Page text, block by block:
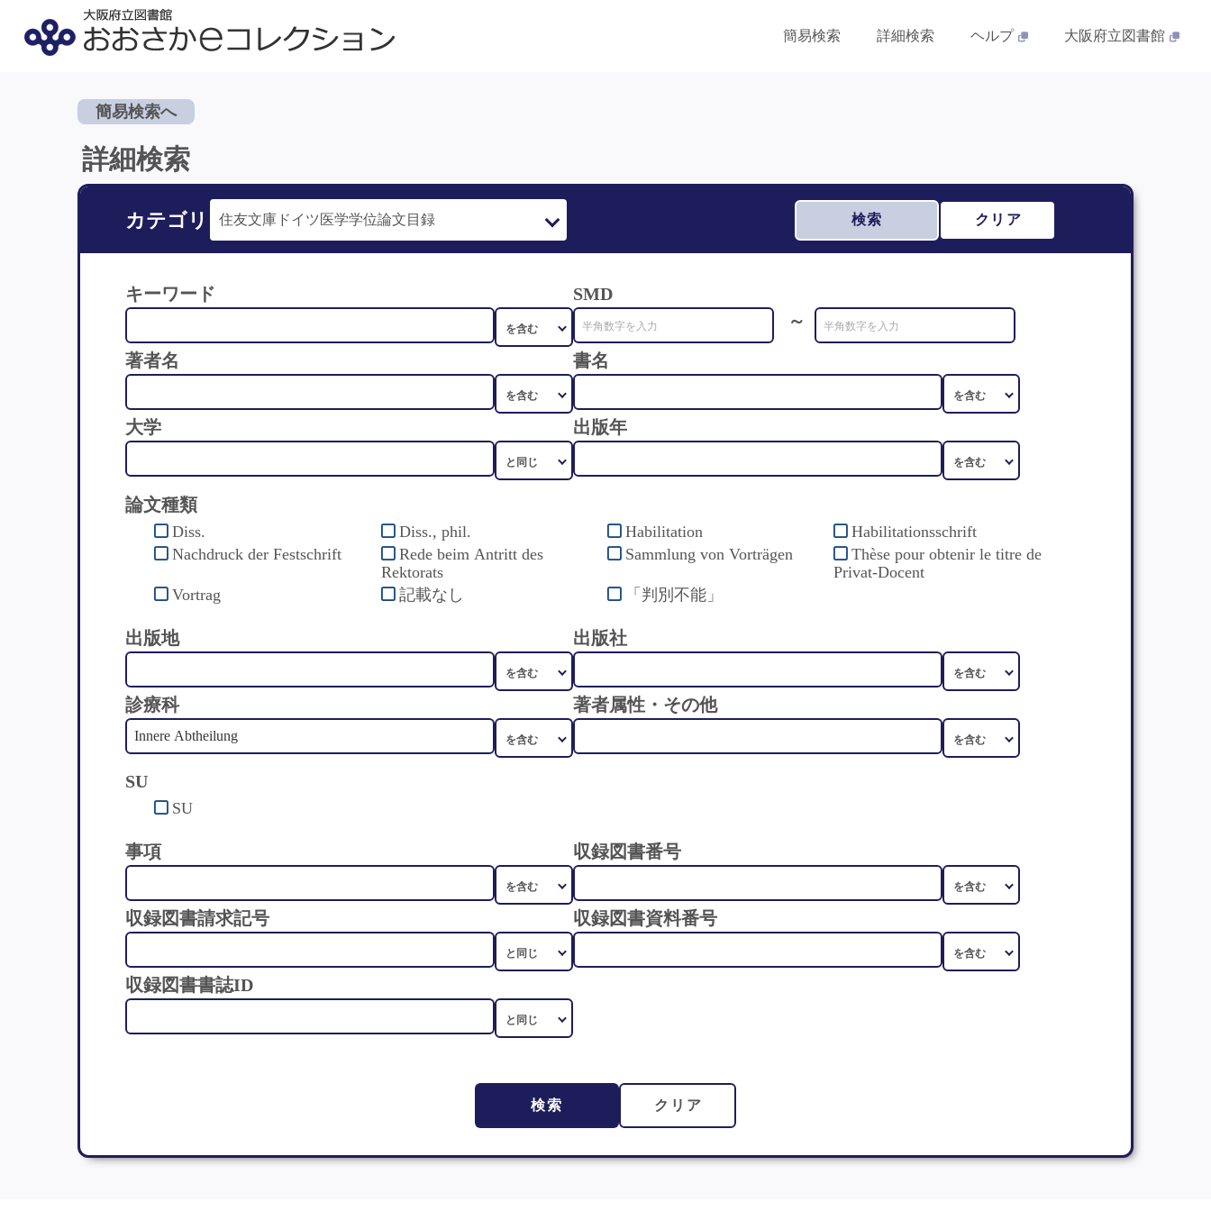
簡易検索 詳細検索 ヘルプ 大阪府立図書館
簡易検索へ
詳細検索
カテゴリ 検索 クリア
キーワード
SMD
～
著者名
書名
大学 出版年
論文種類
Diss. Diss., phil. Habilitation
Habilitationsschrift
Nachdruck der Festschrift
Rede beim Antritt des
Rektorats
Sammlung von Vorträgen
Thèse pour obtenir le titre de
Privat-Docent
Vortrag
記載なし 「判別不能」
出版地 出版社
診療科 著者属性・その他
SU
SU
事項 収録図書番号
収録図書請求記号 収録図書資料番号
収録図書書誌ID
検索 クリア